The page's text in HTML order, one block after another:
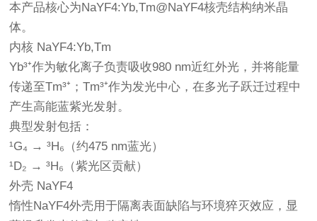
本产品核心为NaYF4:Yb,Tm@NaYF4核壳结构纳米晶
体。
内核 NaYF4:Yb,Tm
Yb³⁺作为敏化离子负责吸收980 nm近红外光，并将能量
传递至Tm³⁺；Tm³⁺作为发光中心，在多光子跃迁过程中
产生高能蓝紫光发射。
典型发射包括：
¹G₄ → ³H₆（约475 nm蓝光）
¹D₂ → ³H₆（紫光区贡献）
外壳 NaYF4
惰性NaYF4外壳用于隔离表面缺陷与环境猝灭效应，显